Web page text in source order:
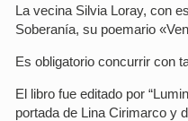
La vecina Silvia Loray, con
Soberanía, su poemario
Es obligatorio concurrir con
El libro fue editado por
portada de Lina Cirimarco y